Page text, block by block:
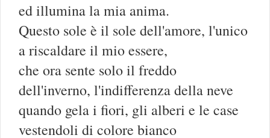
ed illumina la mia anima.
Questo sole è il sole dell'amore, l'unico
a riscaldare il mio essere,
che ora sente solo il freddo
dell'inverno, l'indifferenza della neve
quando gela i fiori, gli alberi e le case
vestendoli di colore bianco